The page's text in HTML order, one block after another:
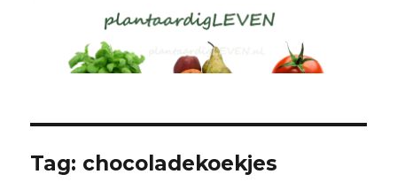
Tag: chocoladekoekjes